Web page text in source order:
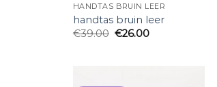
HANDTAS BRUIN LEER
handtas bruin leer
€39.00 €26.00